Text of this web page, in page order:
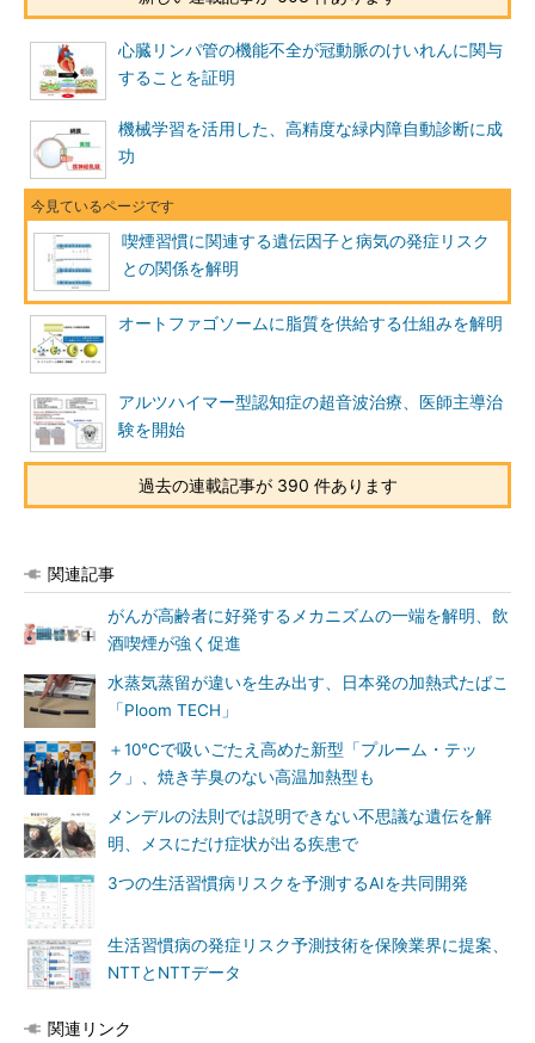
心臓リンパ管の機能不全が冠動脈のけいれんに関与
することを証明
機械学習を活用した、高精度な緑内障自動診断に成
功
喫煙習慣に関連する遺伝因子と病気の発症リスク
との関係を解明
オートファゴソームに脂質を供給する仕組みを解明
アルツハイマー型認知症の超音波治療、医師主導治
験を開始
過去の連載記事が 390 件あります
関連記事
がんが高齢者に好発するメカニズムの一端を解明、飲
酒喫煙が強く促進
水蒸気蒸留が違いを生み出す、日本発の加熱式たばこ
「Ploom TECH」
＋10℃で吸いごたえ高めた新型「プルーム・テッ
ク」、焼き芋臭のない高温加熱型も
メンデルの法則では説明できない不思議な遺伝を解
明、メスにだけ症状が出る疾患で
3つの生活習慣病リスクを予測するAIを共同開発
生活習慣病の発症リスク予測技術を保険業界に提案、
NTTとNTTデータ
関連リンク